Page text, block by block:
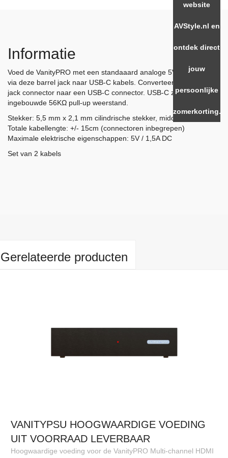
Informatie
Voed de VanityPRO met een standaaard analoge 5V/1A voeding
via deze barrel jack naar USB-C kabels. Converteert een barrel
jack connector naar een USB-C connector. USB-C zijde heeft een
ingebouwde 56KΩ pull-up weerstand.
Stekker: 5,5 mm x 2,1 mm cilindrische stekker, midden positief
Totale kabellengte: +/- 15cm (connectoren inbegrepen)
Maximale elektrische eigenschappen: 5V / 1,5A DC
Set van 2 kabels
Gerelateerde producten
VANITYPSU HOOGWAARDIGE VOEDING
UIT VOORRAAD LEVERBAAR
Hoogwaardige voeding voor de VanityPRO Multi-channel HDMI
website
AVStyle.nl en
ontdek direct
jouw
persoonlijke
zomerkorting.